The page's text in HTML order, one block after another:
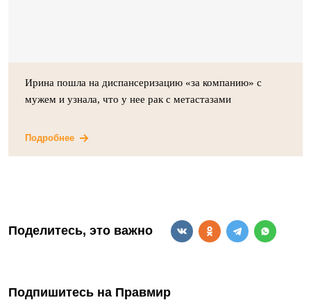
Ирина пошла на диспансеризацию «за компанию» с
мужем и узнала, что у нее рак с метастазами
Подробнее
Поделитесь, это важно
Подпишитесь на Правмир